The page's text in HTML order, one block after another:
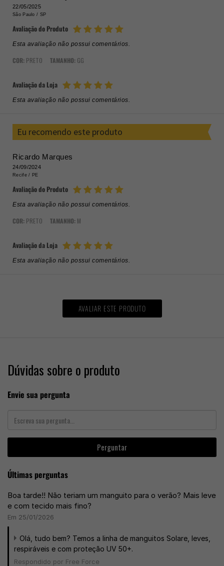
22/05/2025
São Paulo / SP
Avaliação do Produto
Esta avaliação não possui comentários.
COR: PRETO TAMANHO: GG
Avaliação da Loja
Esta avaliação não possui comentários.
Eu recomendo este produto
Ricardo Marques
24/09/2024
Recife / PE
Avaliação do Produto
Esta avaliação não possui comentários.
COR: PRETO TAMANHO: M
Avaliação da Loja
Esta avaliação não possui comentários.
AVALIAR ESTE PRODUTO
Dúvidas sobre o produto
Envie sua pergunta
Perguntar
Últimas perguntas
Boa tarde!! Não teriam um manguito para o verão? Mais leve
e com tecido mais fino?
Em 25/01/2026
Olá, tudo bem? Temos a linha de manguitos Solare, leves,
respiráveis e com proteção UV 50+.
Respondido por Free Force